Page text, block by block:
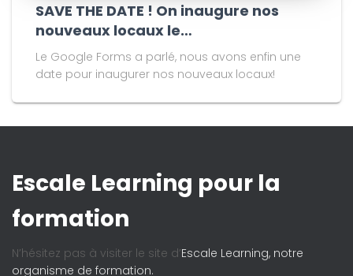
SAVE THE DATE ! On inaugure nos
nouveaux locaux le…
Le Google Forms a parlé, nous avons enfin une
date pour inaugurer nos nouveaux locaux!
Escale Learning pour la
formation
N’hésitez pas à visiter le site d’Escale Learning, notre
organisme de formation.